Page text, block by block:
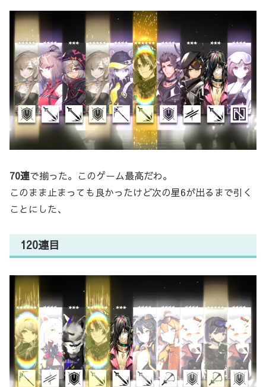
70連で揃った。このゲーム最高だわ。
このまま止まっても良かったけど次の星6が出るまで引く
ことにした、
120連目